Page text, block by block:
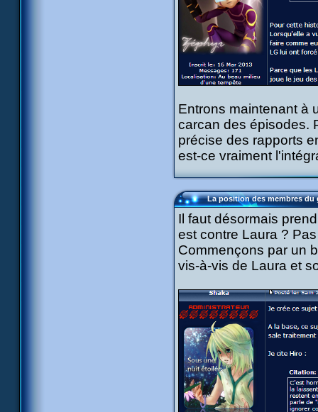
Entrons maintenant à
carcan des épisodes.
précise des rapports
est-ce vraiment
La position des membres du
Il faut désormais
est contre Laura ?
Commençons par un
vis-à-vis de Laura et